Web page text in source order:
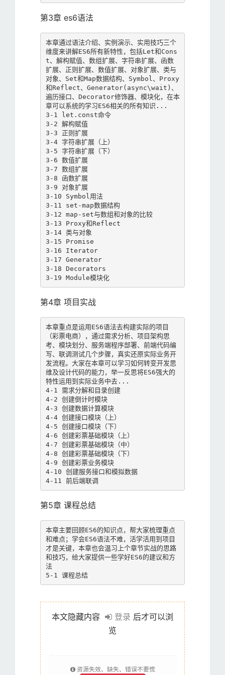
第3章 es6语法
本章通过语法介绍、实例演示、实用技巧三个
维度来讲解ES6所有新特性，包括Let和Cons
t、解构赋值、数组扩展、字符串扩展、函数
扩展、正则扩展、数值扩展、对象扩展、类与
对象、Set和Map数据结构、Symbol、Proxy
和Reflect、Generator(async\wait)、
遍历接口、Decorator修饰器、模块化，在本
章可以系统的学习ES6相关的所有知识...
3-1 let.const命令
3-2 解构赋值
3-3 正则扩展
3-4 字符串扩展（上）
3-5 字符串扩展（下）
3-6 数值扩展
3-7 数组扩展
3-8 函数扩展
3-9 对象扩展
3-10 Symbol用法
3-11 set-map数据结构
3-12 map-set与数组和对象的比较
3-13 Proxy和Reflect
3-14 类与对象
3-15 Promise
3-16 Iterator
3-17 Generator
3-18 Decorators
3-19 Module模块化
第4章 项目实战
本章重点是运用ES6语法去构建实际的项目
（彩票电商），通过需求分析、项目架构思
考、模块划分、服务端程序部署、前端代码编
写、联调测试几个步骤，真实还原实际业务开
发流程。大家在本章可以学习如何转变开发思
维及设计代码的能力，举一反思将ES6强大的
特性运用到实际业务中去...
4-1 需求分解和目录创建
4-2 创建倒计时模块
4-3 创建数据计算模块
4-4 创建接口模块（上）
4-5 创建接口模块（下）
4-6 创建彩票基础模块（上）
4-7 创建彩票基础模块（中）
4-8 创建彩票基础模块（下）
4-9 创建彩票业务模块
4-10 创建服务接口和模拟数据
4-11 前后端联调
第5章 课程总结
本章主要回顾ES6的知识点，帮大家梳理重点
和难点；学会ES6语法不难，活学活用到项目
才是关键，本章也会温习上个章节实战的思路
和技巧，给大家提供一些学好ES6的建议和方
法
5-1 课程总结
本文隐藏内容 登录 后才可以浏
览
资源失效、缺失、错误不要慌